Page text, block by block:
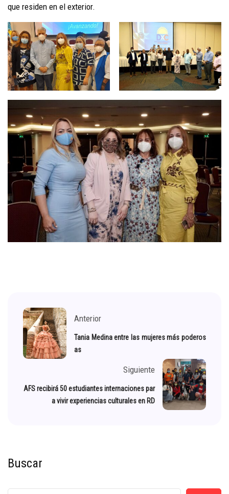
que residen en el exterior.
Anterior
Tania Medina entre las mujeres más poderos
as
Siguiente
AFS recibirá 50 estudiantes internaciones par
a vivir experiencias culturales en RD
Buscar